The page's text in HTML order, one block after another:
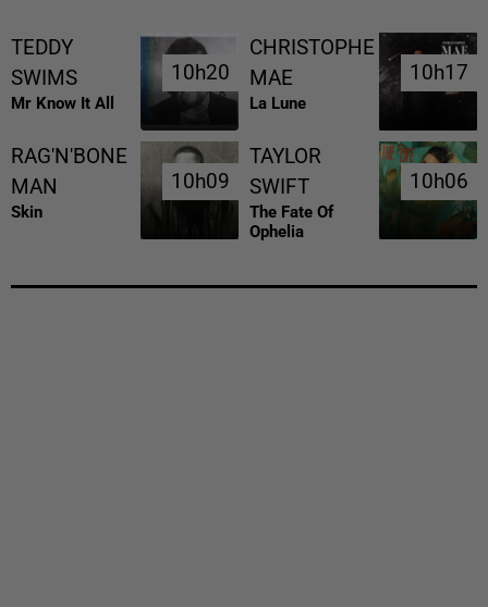
TEDDY
SWIMS
Mr Know It All
10h20
10h20
CHRISTOPHE
MAE
La Lune
10h17
10h17
RAG'N'BONE
MAN
Skin
10h09
10h09
TAYLOR
SWIFT
The Fate Of
Ophelia
10h06
10h06